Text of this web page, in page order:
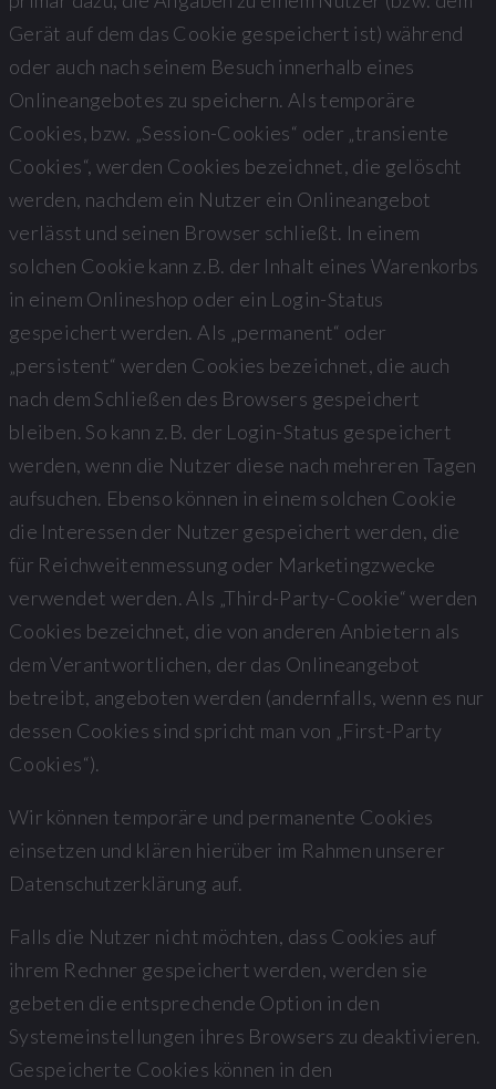
Gerät auf dem das Cookie gespeichert ist) während
oder auch nach seinem Besuch innerhalb eines
Onlineangebotes zu speichern. Als temporäre
Cookies, bzw. „Session-Cookies“ oder „transiente
Cookies“, werden Cookies bezeichnet, die gelöscht
werden, nachdem ein Nutzer ein Onlineangebot
verlässt und seinen Browser schließt. In einem
solchen Cookie kann z.B. der Inhalt eines Warenkorbs
in einem Onlineshop oder ein Login-Status
gespeichert werden. Als „permanent“ oder
„persistent“ werden Cookies bezeichnet, die auch
nach dem Schließen des Browsers gespeichert
bleiben. So kann z.B. der Login-Status gespeichert
werden, wenn die Nutzer diese nach mehreren Tagen
aufsuchen. Ebenso können in einem solchen Cookie
die Interessen der Nutzer gespeichert werden, die
für Reichweitenmessung oder Marketingzwecke
verwendet werden. Als „Third-Party-Cookie“ werden
Cookies bezeichnet, die von anderen Anbietern als
dem Verantwortlichen, der das Onlineangebot
betreibt, angeboten werden (andernfalls, wenn es nur
dessen Cookies sind spricht man von „First-Party
Cookies“).
Wir können temporäre und permanente Cookies
einsetzen und klären hierüber im Rahmen unserer
Datenschutzerklärung auf.
Falls die Nutzer nicht möchten, dass Cookies auf
ihrem Rechner gespeichert werden, werden sie
gebeten die entsprechende Option in den
Systemeinstellungen ihres Browsers zu deaktivieren.
Gespeicherte Cookies können in den